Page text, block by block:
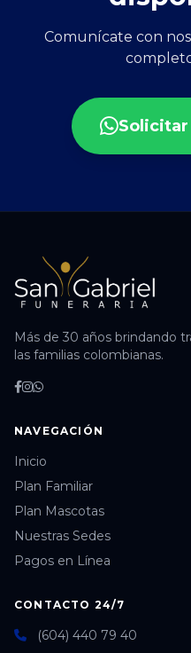
Comunícate con
Más de 30 años brindando
las familias colombianas.
NAVEGACIÓN
Inicio
Plan Familiar
Plan Mascotas
Nuestras Sedes
Pagos en Línea
CONTACTO 24/7
(604) 440 79 40